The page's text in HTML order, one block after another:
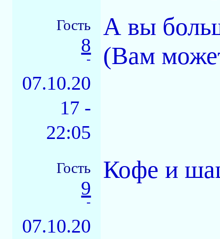
Гость
8
-
07.10.20
17 -
22:05
А вы
(Вам
Гость
9
-
07.10.20
Кофе и